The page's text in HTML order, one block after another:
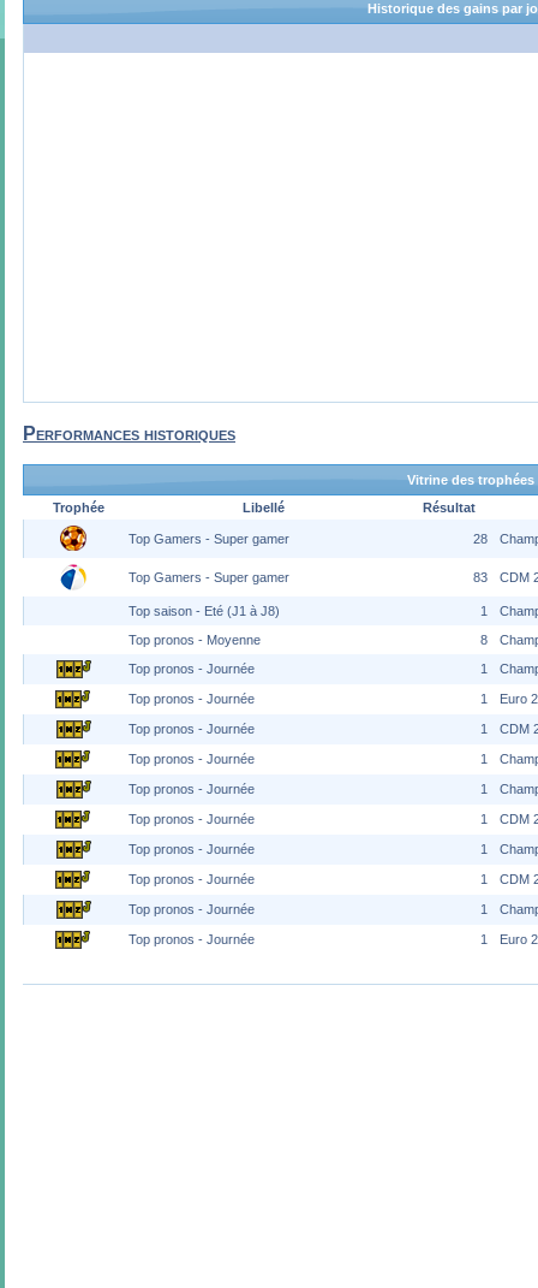
Historique des gains par
Performances historiques
Vitrine des trophées
Trophée
Libellé Résultat
Top Gamers - Super gamer 28
Top Gamers - Super gamer 83 CDM
Top saison - Eté (J1 à J8) 1
Top pronos - Moyenne
8
Top pronos - Journée
1
Top pronos - Journée 1 Euro
Top pronos - Journée 1 CDM
Top pronos - Journée 1
Top pronos - Journée 1
Top pronos - Journée 1 CDM
Top pronos - Journée 1
Top pronos - Journée 1 CDM
Top pronos - Journée 1
Top pronos - Journée 1 Euro